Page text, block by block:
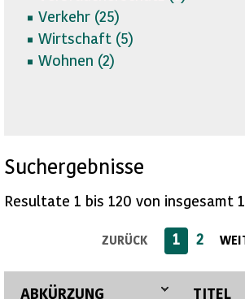
Verkehr (25)
Wirtschaft (5)
Wohnen (2)
Suchergebnisse
Resultate 1 bis 120 von insgesamt
ZURÜCK 1 2
ABKÜRZUNG TITEL